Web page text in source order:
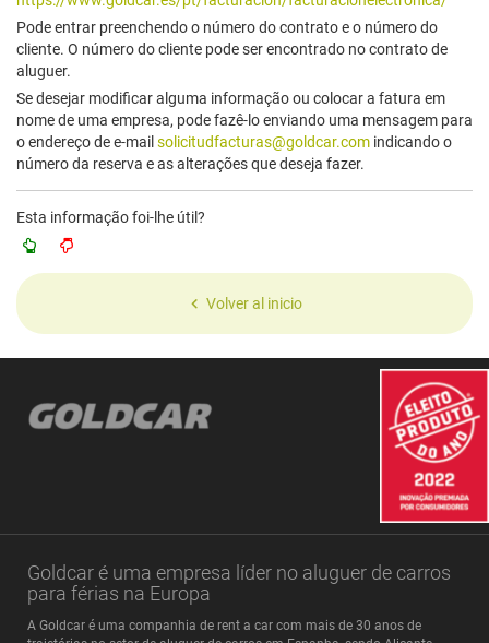
Pode entrar preenchendo o número do contrato e o número do
cliente. O número do cliente pode ser encontrado no contrato de
aluguer.
Se desejar modificar alguma informação ou colocar a fatura em
nome de uma empresa, pode fazê-lo enviando uma mensagem para
o endereço de e-mail solicitudfacturas@goldcar.com indicando o
número da reserva e as alterações que deseja fazer.
Esta informação foi-lhe útil?
Volver al inicio
Goldcar é uma empresa líder no aluguer de carros
para férias na Europa
A Goldcar é uma companhia de rent a car com mais de 30 anos de